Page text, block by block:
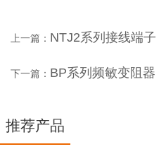
上一篇： NTJ2系列接线端子
下一篇： BP系列频敏变阻器
推荐产品